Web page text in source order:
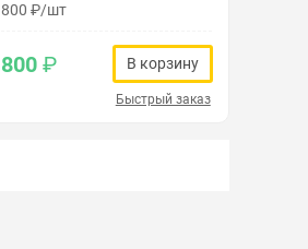
800 ₽/шт
800₽ В корзину
Быстрый заказ